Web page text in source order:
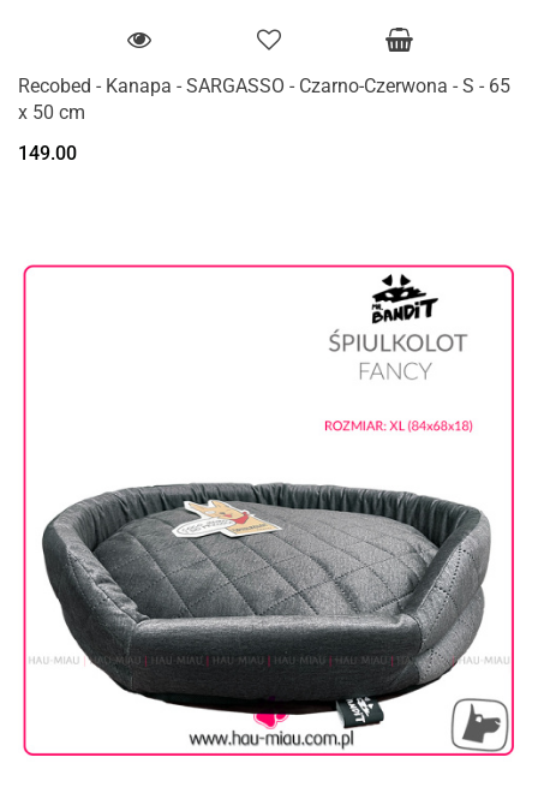
Recobed - Kanapa - SARGASSO - Czarno-Czerwona - S - 65
x 50 cm
149.00